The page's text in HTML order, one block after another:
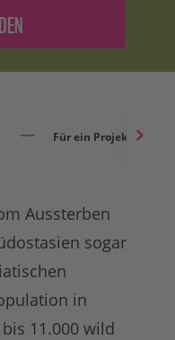
Für ein Projekt
Aussterben
sogar
in
11.000 wild